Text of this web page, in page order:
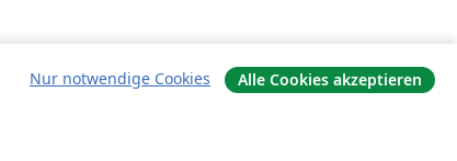
Nur notwendige Cookies Alle Cookies akzeptieren